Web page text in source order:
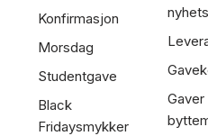
Konfirmasjon
Morsdag
Studentgave
Black
Fridaysmykker